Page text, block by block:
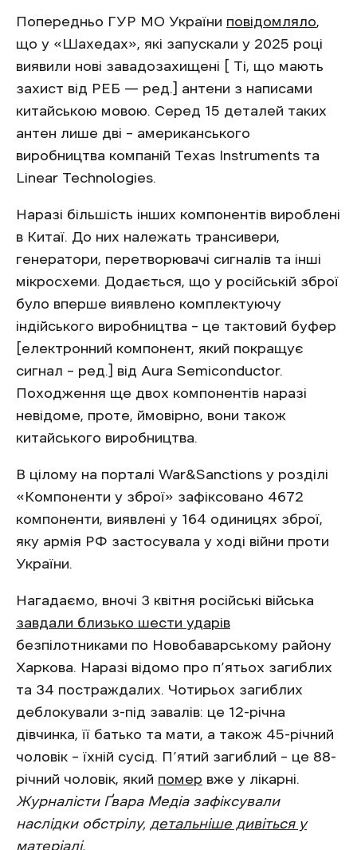
Попередньо ГУР МО України повідомляло,
що у «Шахедах», які запускали у 2025 році
виявили нові завадозахищені [ Ті, що мають
захист від РЕБ — ред.] антени з написами
китайською мовою. Серед 15 деталей таких
антен лише дві – американського
виробництва компаній Texas Instruments та
Linear Technologies.
Наразі більшість інших компонентів вироблені
в Китаї. До них належать трансивери,
генератори, перетворювачі сигналів та інші
мікросхеми. Додається, що у російській зброї
було вперше виявлено комплектуючу
індійського виробництва – це тактовий буфер
[електронний компонент, який покращує
сигнал – ред.] від Aura Semiconductor.
Походження ще двох компонентів наразі
невідоме, проте, ймовірно, вони також
китайського виробництва.
В цілому на порталі War&Sanctions у розділі
«Компоненти у зброї» зафіксовано 4672
компоненти, виявлені у 164 одиницях зброї,
яку армія РФ застосувала у ході війни проти
України.
Нагадаємо, вночі 3 квітня російські війська
завдали близько шести ударів
безпілотниками по Новобаварському району
Харкова. Наразі відомо про п’ятьох загиблих
та 34 постраждалих. Чотирьох загиблих
деблокували з-під завалів: це 12-річна
дівчинка, її батько та мати, а також 45-річний
чоловік – їхній сусід. П’ятий загиблий – це 88-
річний чоловік, який помер вже у лікарні.
Журналісти Ґвара Медіа зафіксували
наслідки обстрілу, детальніше дивіться у
матеріалі.